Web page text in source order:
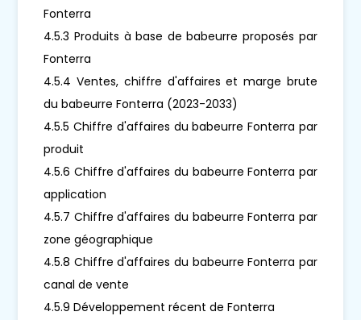
Fonterra
4.5.3 Produits à base de babeurre proposés par
Fonterra
4.5.4 Ventes, chiffre d'affaires et marge brute
du babeurre Fonterra (2023-2033)
4.5.5 Chiffre d'affaires du babeurre Fonterra par
produit
4.5.6 Chiffre d'affaires du babeurre Fonterra par
application
4.5.7 Chiffre d'affaires du babeurre Fonterra par
zone géographique
4.5.8 Chiffre d'affaires du babeurre Fonterra par
canal de vente
4.5.9 Développement récent de Fonterra